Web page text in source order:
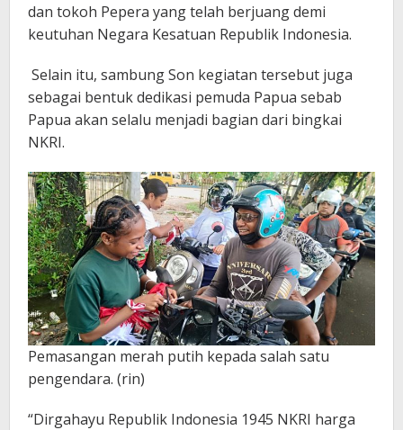
dan tokoh Pepera yang telah berjuang demi
keutuhan Negara Kesatuan Republik Indonesia.
Selain itu, sambung Son kegiatan tersebut juga
sebagai bentuk dedikasi pemuda Papua sebab
Papua akan selalu menjadi bagian dari bingkai
NKRI.
Pemasangan merah putih kepada salah satu
pengendara. (rin)
“Dirgahayu Republik Indonesia 1945 NKRI harga